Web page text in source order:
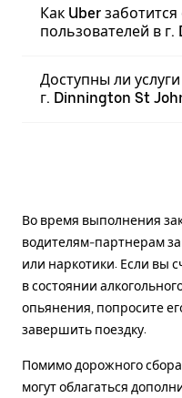
Как Uber
пользователей в
Доступны ли
г. Dinnington St
Во время выполнения
водителям-партнерам
или наркотики. Если вы
в состоянии
опьянения, попросите
завершить поездку.
Помимо дорожного
могут облагаться